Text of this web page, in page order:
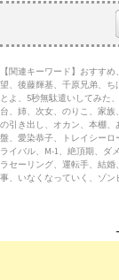
【関連キーワード】おすす
望、後藤輝基、千原兄弟、
とよ、5秒無駄遣いしてみた
台、姉、次女、のりこ、家
の引き出し、オカン、本棚
盤、愛染恭子、トレイシーロ
ライバル、M-1、絶頂期、ダ
ラセーリング、運転手、結
事、いなくなっていく、ゾ